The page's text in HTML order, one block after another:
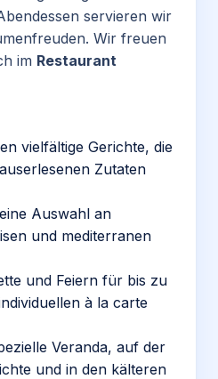
servieren wir
Wir freuen
im Restaurant
vielfältige Gerichte, die
Zutaten
Auswahl an
und mediterranen
und Feiern für bis zu
à la carte
Veranda, auf der
und in den kälteren